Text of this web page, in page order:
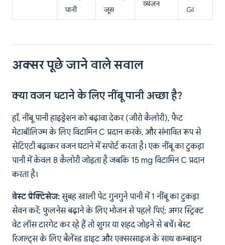
पानी
जूस
व्यंजन
GI
अक्सर पूछे जाने वाले सवाल
क्या वजन घटाने के लिए नींबू पानी अच्छा है?
हाँ, नींबू पानी हाइड्रेशन को बढ़ावा देकर (जीरो कैलोरी), फैट
मेटाबॉलिज्म के लिए विटामिन C प्रदान करके, और संभावित रूप से
सेटिएटी बढ़ाकर वजन घटाने में सपोर्ट करता है। एक नींबू का टुकड़ा
पानी में केवल 8 कैलोरी जोड़ता है जबकि 15 mg विटामिन C प्रदान
करता है।
बेस्ट प्रैक्टिसेज:सुबह खाली पेट गुनगुने पानी में 1 नींबू का टुकड़ा
सेवन करें; फुलनेस बढ़ाने के लिए भोजन से पहले पिएं; अगर स्ट्रिक्ट
वेट लॉस टारगेट कर रहे हैं तो शुगर या शहद जोड़ने से बचें। बेस्ट
रिजल्ट्स के लिए बैलेंस्ड डाइट और एक्सरसाइज के साथ कम्बाइन